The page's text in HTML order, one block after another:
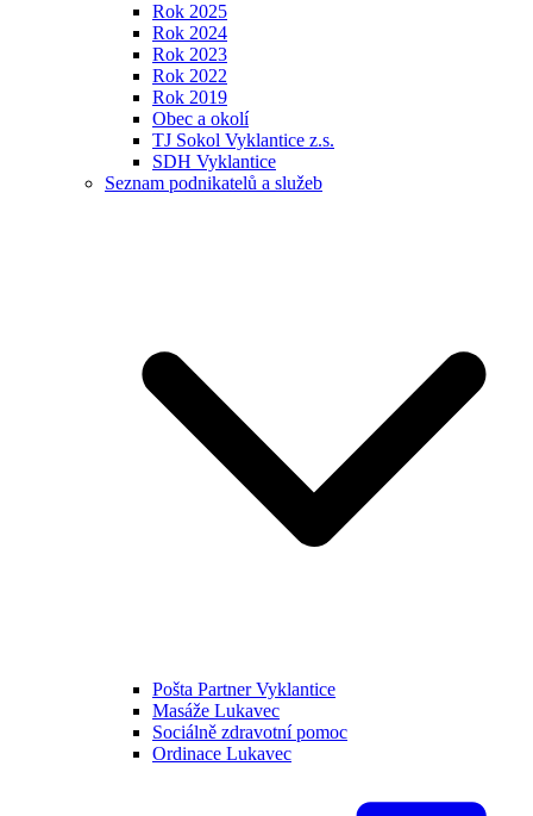
Rok 2025
Rok 2024
Rok 2023
Rok 2022
Rok 2019
Obec a okolí
TJ Sokol Vyklantice z.s.
SDH Vyklantice
Seznam podnikatelů a služeb
Pošta Partner Vyklantice
Masáže Lukavec
Sociálně zdravotní pomoc
Ordinace Lukavec